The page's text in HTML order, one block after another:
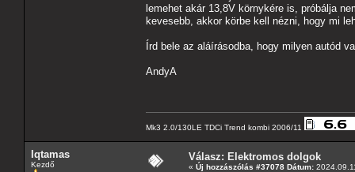
lemehet akár 13,8V környkére is, próbálja
kevesebb, akkor körbe kell nézni, hogy mi
Írd bele az aláírásodba, hogy milyen autód
AndyA
Mk3 2.0/130LE TDCi Trend kombi 2006/11
Iqtamas
Kezdő
Válasz: Elektromos dolgok
« Új hozzászólás #37078 Dátum: